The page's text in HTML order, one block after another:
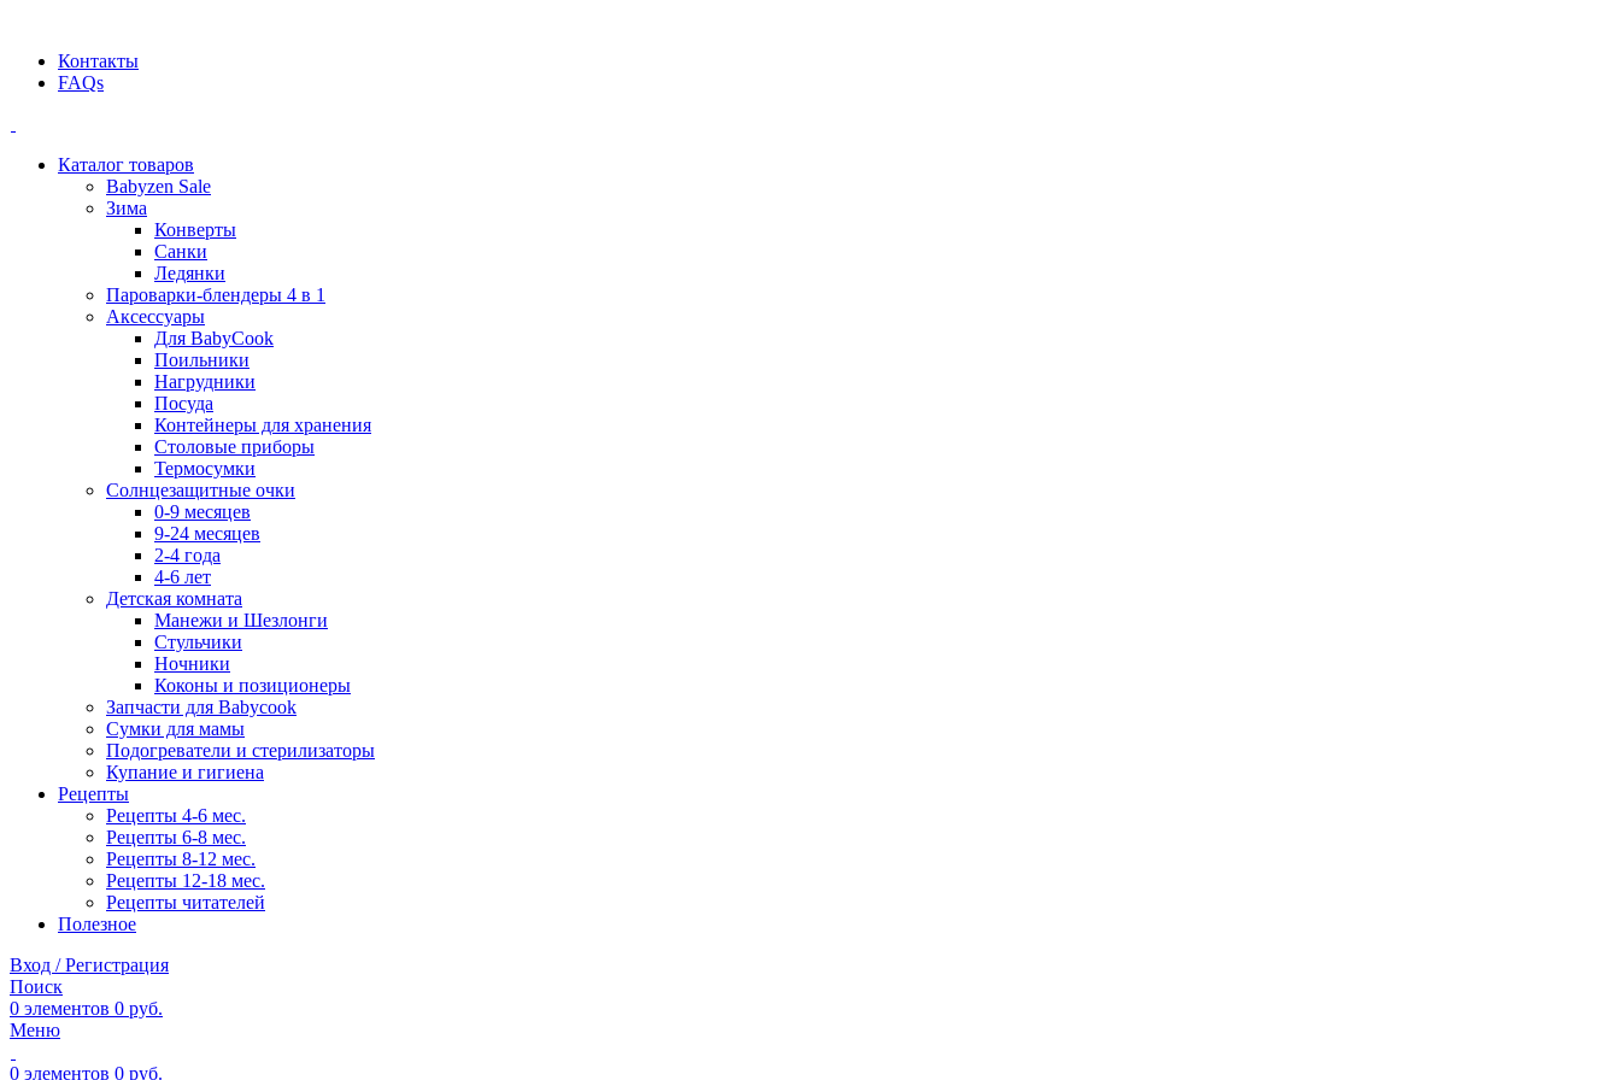
Контакты
FAQs
Каталог товаров
Babyzen Sale
Зима
Конверты
Санки
Ледянки
Пароварки-блендеры 4 в 1
Аксессуары
Для BabyCook
Поильники
Нагрудники
Посуда
Контейнеры для хранения
Столовые приборы
Термосумки
Солнцезащитные очки
0-9 месяцев
9-24 месяцев
2-4 года
4-6 лет
Детская комната
Манежи и Шезлонги
Стульчики
Ночники
Коконы и позиционеры
Запчасти для Babycook
Сумки для мамы
Подогреватели и стерилизаторы
Купание и гигиена
Рецепты
Рецепты 4-6 мес.
Рецепты 6-8 мес.
Рецепты 8-12 мес.
Рецепты 12-18 мес.
Рецепты читателей
Полезное
Вход / Регистрация
Поиск
0 элементов 0 руб.
Меню
0 элементов 0 руб.